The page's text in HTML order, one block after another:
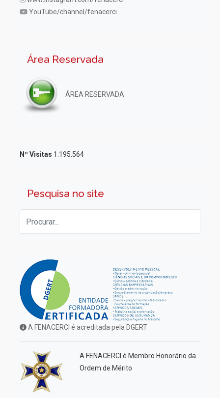
YouTube/channel/fenacerci
Área Reservada
ÁREA RESERVADA
Nº Visitas 1.195.564
Pesquisa no site
A FENACERCI é acreditada pela DGERT
A FENACERCI é Membro Honorário da
Ordem de Mérito